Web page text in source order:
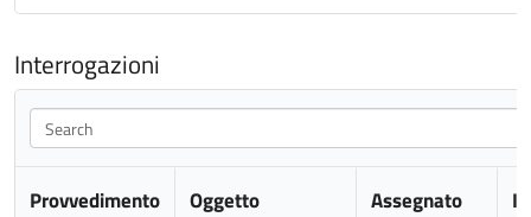
Interrogazioni
Search
Provvedimento Oggetto Assegnato